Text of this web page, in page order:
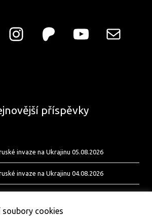
příspěvky
invaze na Ukrajinu 05.08.2026
invaze na Ukrajinu 04.08.2026
soubory cookies